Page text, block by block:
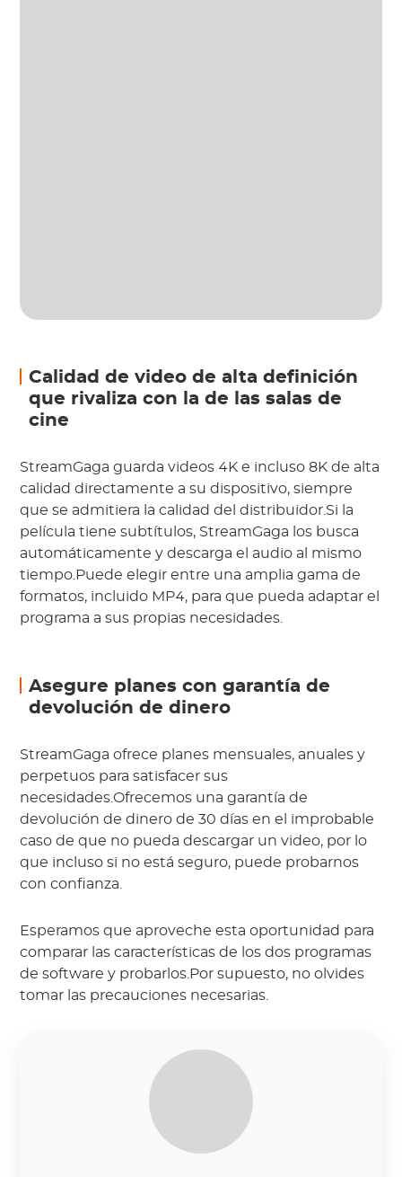
Calidad de video de alta definición
que rivaliza con la de las salas de
cine
StreamGaga guarda videos 4K e incluso 8K de alta
calidad directamente a su dispositivo, siempre
que se admitiera la calidad del distribuidor.Si la
película tiene subtítulos, StreamGaga los busca
automáticamente y descarga el audio al mismo
tiempo.Puede elegir entre una amplia gama de
formatos, incluido MP4, para que pueda adaptar el
programa a sus propias necesidades.
Asegure planes con garantía de
devolución de dinero
StreamGaga ofrece planes mensuales, anuales y
perpetuos para satisfacer sus
necesidades.Ofrecemos una garantía de
devolución de dinero de 30 días en el improbable
caso de que no pueda descargar un video, por lo
que incluso si no está seguro, puede probarnos
con confianza.
Esperamos que aproveche esta oportunidad para
comparar las características de los dos programas
de software y probarlos.Por supuesto, no olvides
tomar las precauciones necesarias.